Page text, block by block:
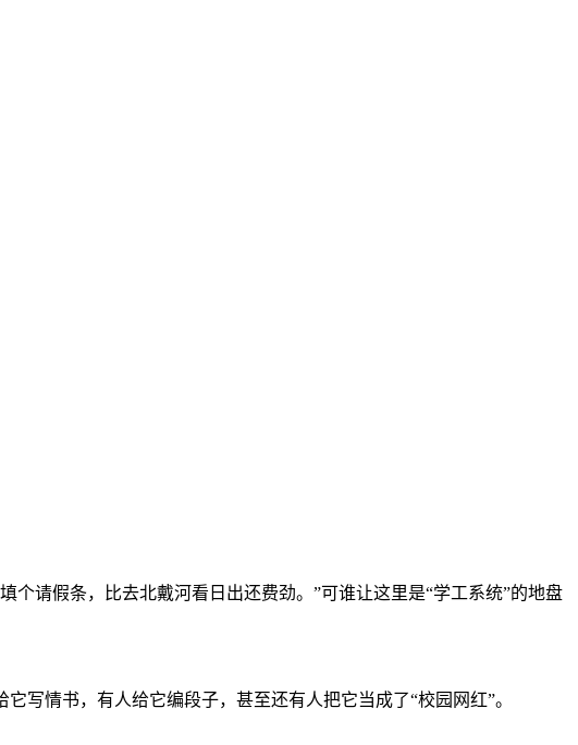
请假条，比去北戴河看日出还费劲。”可谁让这里是“学工系统”的地盘
写情书，有人给它编段子，甚至还有人把它当成了“校园网红”。